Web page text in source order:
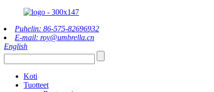
Puhelin: 86-575-82696932
E-mail: roy@umbrella.cn
English
Koti
Tuotteet